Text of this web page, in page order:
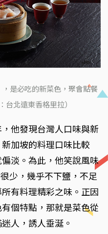
是必吃的新菜色，聚會點餐
台北遠東香格里拉）
他發現台灣人口味與新
加坡的料理口味比較
淡。為此，他笑說風味
少，幾乎不下鹽，不足
有料理精彩之味。正因
個特點，那就是菜色從
人，誘人垂涎。